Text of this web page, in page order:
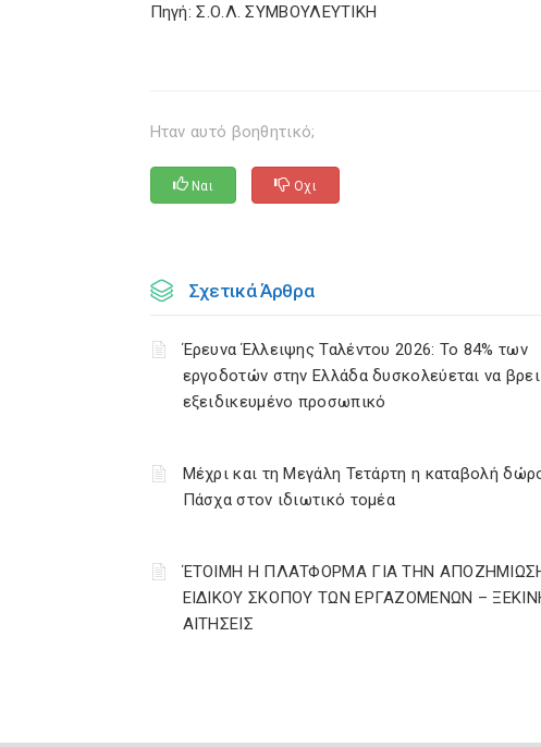
Πηγή: Σ.Ο.Λ. ΣΥΜΒΟΥΛΕΥΤΙΚΗ
Ηταν αυτό βοηθητικό;
Ναι Οχι
Σχετικά Άρθρα
Έρευνα Έλλειψης Ταλέντου 2026: Το 84% των
εργοδοτών στην Ελλάδα δυσκολεύεται να βρει
εξειδικευμένο προσωπικό
Μέχρι και τη Μεγάλη Τετάρτη η καταβολή
Πάσχα στον ιδιωτικό τομέα
ΈΤΟΙΜΗ Η ΠΛΑΤΦΟΡΜΑ ΓΙΑ ΤΗΝ
ΕΙΔΙΚΟΥ ΣΚΟΠΟΥ ΤΩΝ ΕΡΓΑΖΟΜΕΝΩΝ –
ΑΙΤΗΣΕΙΣ